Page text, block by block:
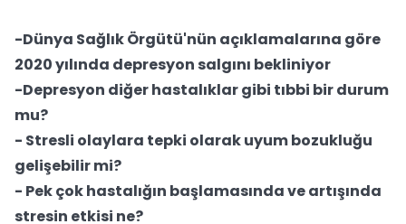
-Dünya Sağlık Örgütü'nün açıklamalarına göre
2020 yılında depresyon salgını bekliniyor
-Depresyon diğer hastalıklar gibi tıbbi bir durum
mu?
- Stresli olaylara tepki olarak uyum bozukluğu
gelişebilir mi?
- Pek çok hastalığın başlamasında ve artışında
stresin etkisi ne?